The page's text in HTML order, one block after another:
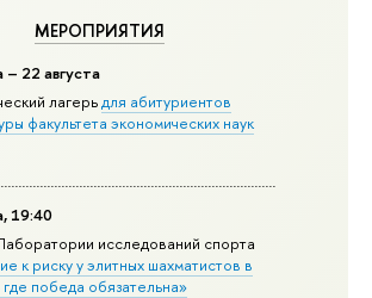
МЕРОПРИЯТИЯ
– 22 августа
лагерьдля абитуриентов
факультета экономических наук
19:40
исследований спорта
к риску у элитных шахматистов в
где победа обязательна»